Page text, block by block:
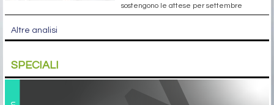
sostengono le attese per settembre
Altre analisi
SPECIALI